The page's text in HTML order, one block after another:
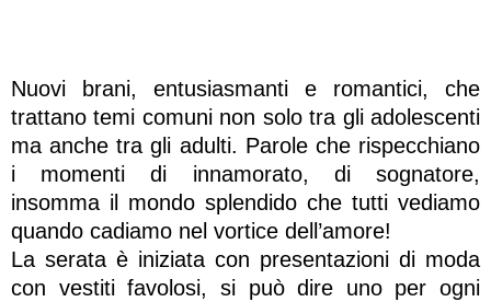
Nuovi brani, entusiasmanti e romantici, che
trattano temi comuni non solo tra gli adolescenti
ma anche tra gli adulti. Parole che rispecchiano
i momenti di innamorato, di sognatore,
insomma il mondo splendido che tutti vediamo
quando cadiamo nel vortice dell’amore!
La serata è iniziata con presentazioni di moda
con vestiti favolosi, si può dire uno per ogni